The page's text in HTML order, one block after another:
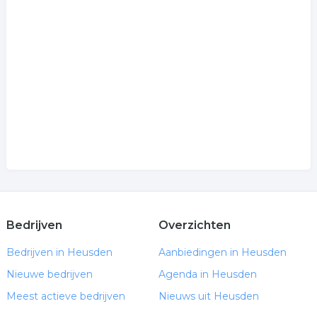
Bedrijven
Bedrijven in Heusden
Nieuwe bedrijven
Meest actieve bedrijven
Overzichten
Aanbiedingen in Heusden
Agenda in Heusden
Nieuws uit Heusden